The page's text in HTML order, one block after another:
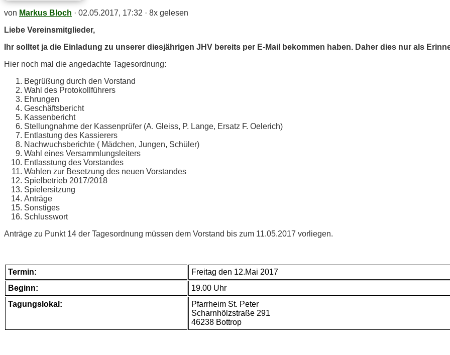
von Markus Bloch · 02.05.2017, 17:32 · 8x gelesen
Lie­be Vereinsmitglieder,
Ihr soll­tet ja die Ein­la­dung zu un­se­rer dies­jäh­ri­gen JHV be­reits per E‑Mail be­kom­men ha­ben. Da­her dies nur als
Hier noch mal die an­ge­dach­te Tagesordnung:
Be­grü­ßung durch den Vorstand
Wahl des Protokollführers
Eh­run­gen
Ge­schäfts­be­richt
Kas­sen­be­richt
Stel­lung­nah­me der Kas­sen­prü­fer (A. Gleiss, P. Lan­ge, Er­satz F. Oelerich)
Ent­las­tung des Kassierers
Nach­wuchs­be­rich­te ( Mäd­chen, Jun­gen, Schüler)
Wahl ei­nes Versammlungsleiters
Ent­las­s­tung des Vorstandes
Wah­len zur Be­set­zung des neu­en Vorstandes
Spiel­be­trieb 2017/2018
Spie­ler­sit­zung
An­trä­ge
Sons­ti­ges
Schluss­wort
An­trä­ge zu Punkt 14 der Ta­ges­ord­nung müs­sen dem Vor­stand bis zum 11.05.2017 vorliegen.
Ter­min:
Frei­tag den 12.Mai 2017
Be­ginn:
19.00 Uhr
Ta­gungs­lo­kal:
Pfarr­heim St. Peter
Scharn­hölz­stra­ße 291
46238 Bottrop